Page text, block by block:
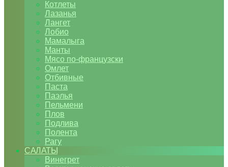
Котлеты
Лазанья
Лангет
Лобио
Мамалыга
Манты
Мясо по-французски
Омлет
Отбивные
Паста
Паэлья
Пельмени
Плов
Подлива
Полента
Рагу
САЛАТЫ
Винегрет